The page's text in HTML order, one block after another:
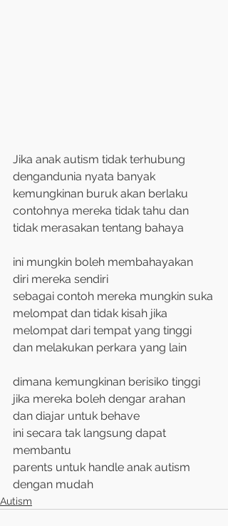
Jika anak autism tidak terhubung
dengandunia nyata banyak
kemungkinan buruk akan berlaku
contohnya mereka tidak tahu dan
tidak merasakan tentang bahaya
ini mungkin boleh membahayakan
diri mereka sendiri
sebagai contoh mereka mungkin suka
melompat dan tidak kisah jika
melompat dari tempat yang tinggi
dan melakukan perkara yang lain
dimana kemungkinan berisiko tinggi
jika mereka boleh dengar arahan
dan diajar untuk behave
ini secara tak langsung dapat
membantu
parents untuk handle anak autism
dengan mudah
Autism